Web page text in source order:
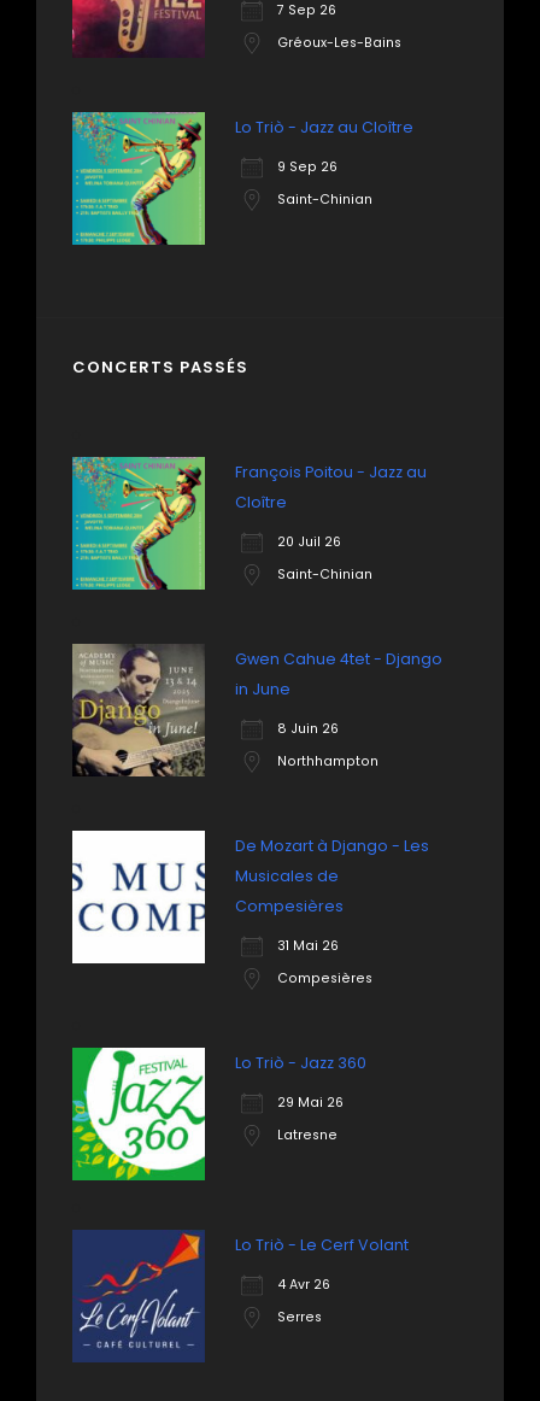
7 Sep 26
Gréoux-Les-Bains
Lo Triò - Jazz au Cloître
9 Sep 26
Saint-Chinian
CONCERTS PASSÉS
François Poitou - Jazz au
Cloître
20 Juil 26
Saint-Chinian
Gwen Cahue 4tet - Django
in June
8 Juin 26
Northhampton
De Mozart à Django - Les
Musicales de
Compesières
31 Mai 26
Compesières
Lo Triò - Jazz 360
29 Mai 26
Latresne
Lo Triò - Le Cerf Volant
4 Avr 26
Serres